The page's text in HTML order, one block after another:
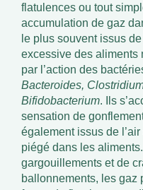
flatulences ou tout
accumulation de gaz
le plus souvent issus
excessive des aliments
par l’action des
Bacteroides,
Bifidobacterium. Ils
sensation de
également issus de
piégé dans les
gargouillements et de
ballonnements, les gaz